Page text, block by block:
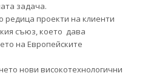
задача.
проекти на клиенти
съюз, което дава
на Европейските
нови високотехнологични